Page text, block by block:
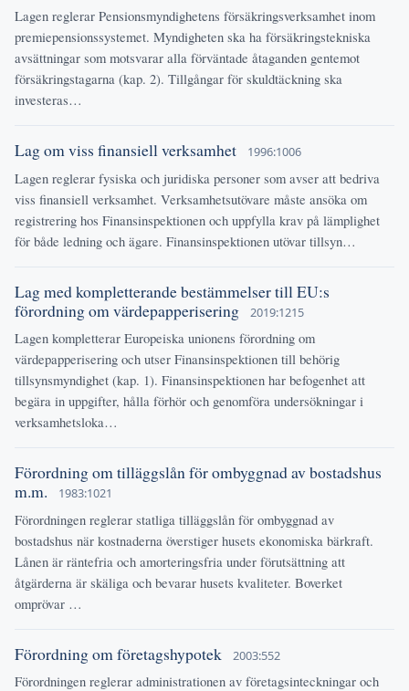
Lagen reglerar Pensionsmyndighetens försäkringsverksamhet inom
premiepensionssystemet. Myndigheten ska ha försäkringstekniska
avsättningar som motsvarar alla förväntade åtaganden gentemot
försäkringstagarna (kap. 2). Tillgångar för skuldtäckning ska
investeras…
Lag om viss finansiell verksamhet 1996:1006
Lagen reglerar fysiska och juridiska personer som avser att bedriva
viss finansiell verksamhet. Verksamhetsutövare måste ansöka om
registrering hos Finansinspektionen och uppfylla krav på lämplighet
för både ledning och ägare. Finansinspektionen utövar tillsyn…
Lag med kompletterande bestämmelser till EU:s
förordning om värdepapperisering
2019:1215
Lagen kompletterar Europeiska unionens förordning om
värdepapperisering och utser Finansinspektionen till behörig
tillsynsmyndighet (kap. 1). Finansinspektionen har befogenhet att
begära in uppgifter, hålla förhör och genomföra undersökningar i
verksamhetsloka…
Förordning om tilläggslån för ombyggnad av bostadshus
m.m.
1983:1021
Förordningen reglerar statliga tilläggslån för ombyggnad av
bostadshus när kostnaderna överstiger husets ekonomiska bärkraft.
Lånen är räntefria och amorteringsfria under förutsättning att
åtgärderna är skäliga och bevarar husets kvaliteter. Boverket
omprövar …
Förordning om företagshypotek 2003:552
Förordningen reglerar administrationen av företagsinteckningar och